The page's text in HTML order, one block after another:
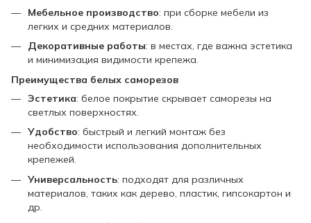
Мебельное производство: при сборке мебели из
легких и средних материалов.
Декоративные работы: в местах, где важна эстетика
и минимизация видимости крепежа.
Преимущества белых саморезов
Эстетика: белое покрытие скрывает саморезы на
светлых поверхностях.
Удобство: быстрый и легкий монтаж без
необходимости использования дополнительных
крепежей.
Универсальность: подходят для различных
материалов, таких как дерево, пластик, гипсокартон и
др.